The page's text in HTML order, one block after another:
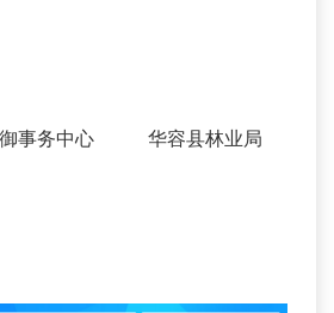
御事务中心 华容县林业局